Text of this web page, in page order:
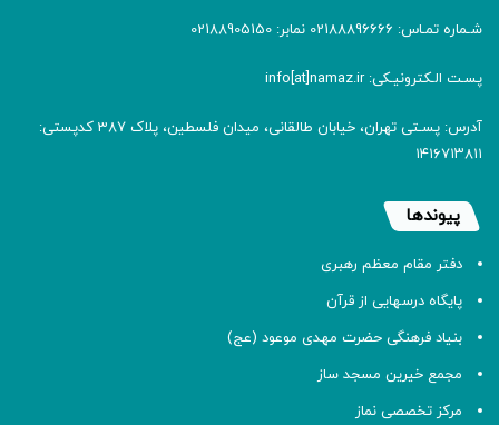
شـماره تمـاس: 02188896666 نمابر: 02188905150
پسـت الـکترونیـکی: info[at]namaz.ir
آدرس: پسـتی تهران، خیابان طالقانی، میدان فلسطین، پلاک 387 کدپستی:
۱۴۱۶۷۱۳۸۱۱
پیوندها
دفتر مقام معظم رهبری
پایگاه درسهایی از قرآن
بنیاد فرهنگی حضرت مهدی موعود (عج)
مجمع خیرین مسجد ساز
مرکز تخصصی نماز